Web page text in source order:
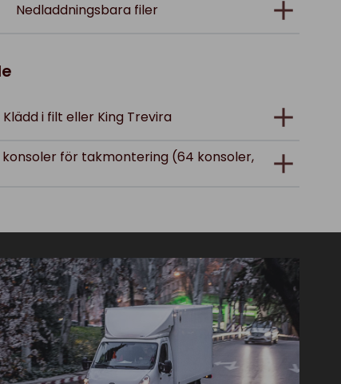
Nedladdningsbara filer
Klädd i filt eller King Trevira
konsoler för takmontering (64 konsoler,